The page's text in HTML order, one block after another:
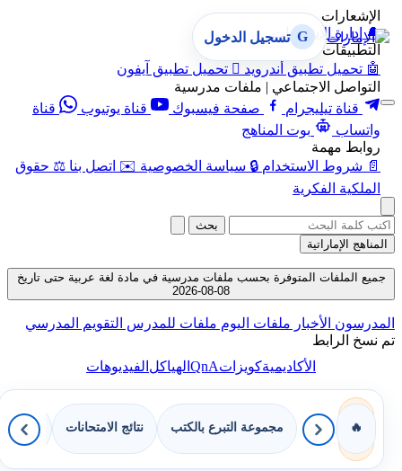
الإشعارات
🔔 إدارة الإشعارات
التطبيقات
🤖 تحميل تطبيق أندرويد  تحميل تطبيق آيفون
التواصل الاجتماعي | ملفات مدرسية
قناة تيليجرام
صفحة فيسبوك قناة يوتيوب
قناة
واتساب
بوت المناهج
روابط مهمة
📄 شروط الاستخدام 🔒 سياسة الخصوصية ✉️ اتصل بنا ⚖️ حقوق
الملكية الفكرية
G تسجيل الدخول
بحث
المناهج الإماراتية
جميع الملفات المتوفرة بحسب ملفات مدرسية في مادة لغة عربية حتى تاريخ
08-08-2026
المدرسون الأخبار ملفات اليوم ملفات للمدرس التقويم المدرسي
تم نسخ الرابط
الأكاديميةكويزاتQnAالهياكلالفيديوهات
🔥 مجموعة التبرع بالكتب نتائج الامتحانات